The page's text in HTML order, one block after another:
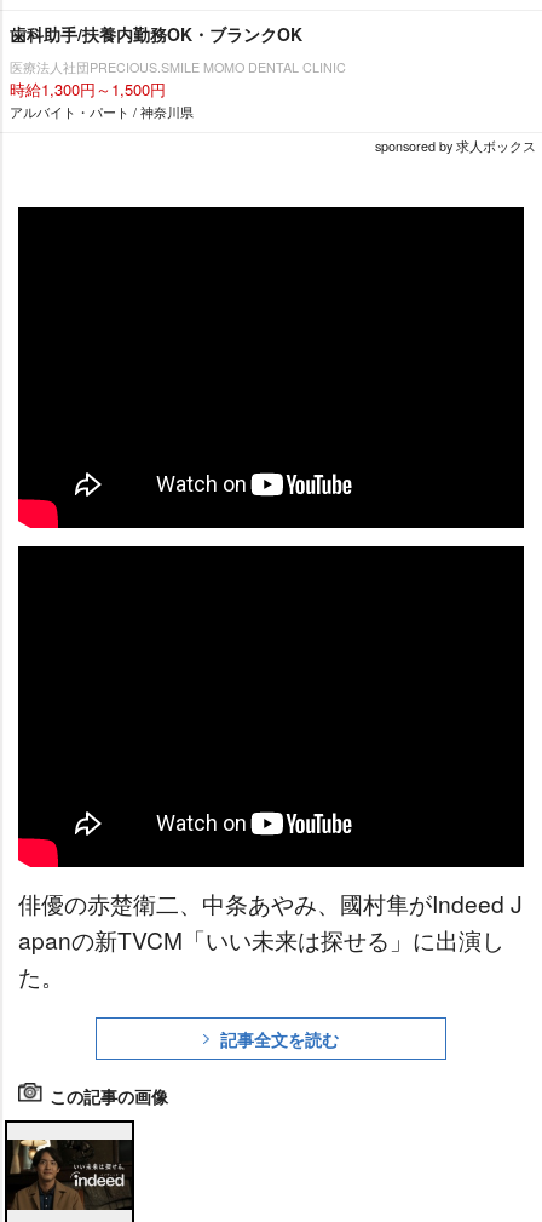
歯科助手/扶養内勤務OK・ブランクOK
医療法人社団PRECIOUS.SMILE MOMO DENTAL CLINIC
時給1,300円～1,500円
アルバイト・パート / 神奈川県
sponsored by 求人ボックス
俳優の赤楚衛二、中条あやみ、國村隼がIndeed J
apanの新TVCM「いい未来は探せる」に出演し
た。
記事全文を読む
この記事の画像